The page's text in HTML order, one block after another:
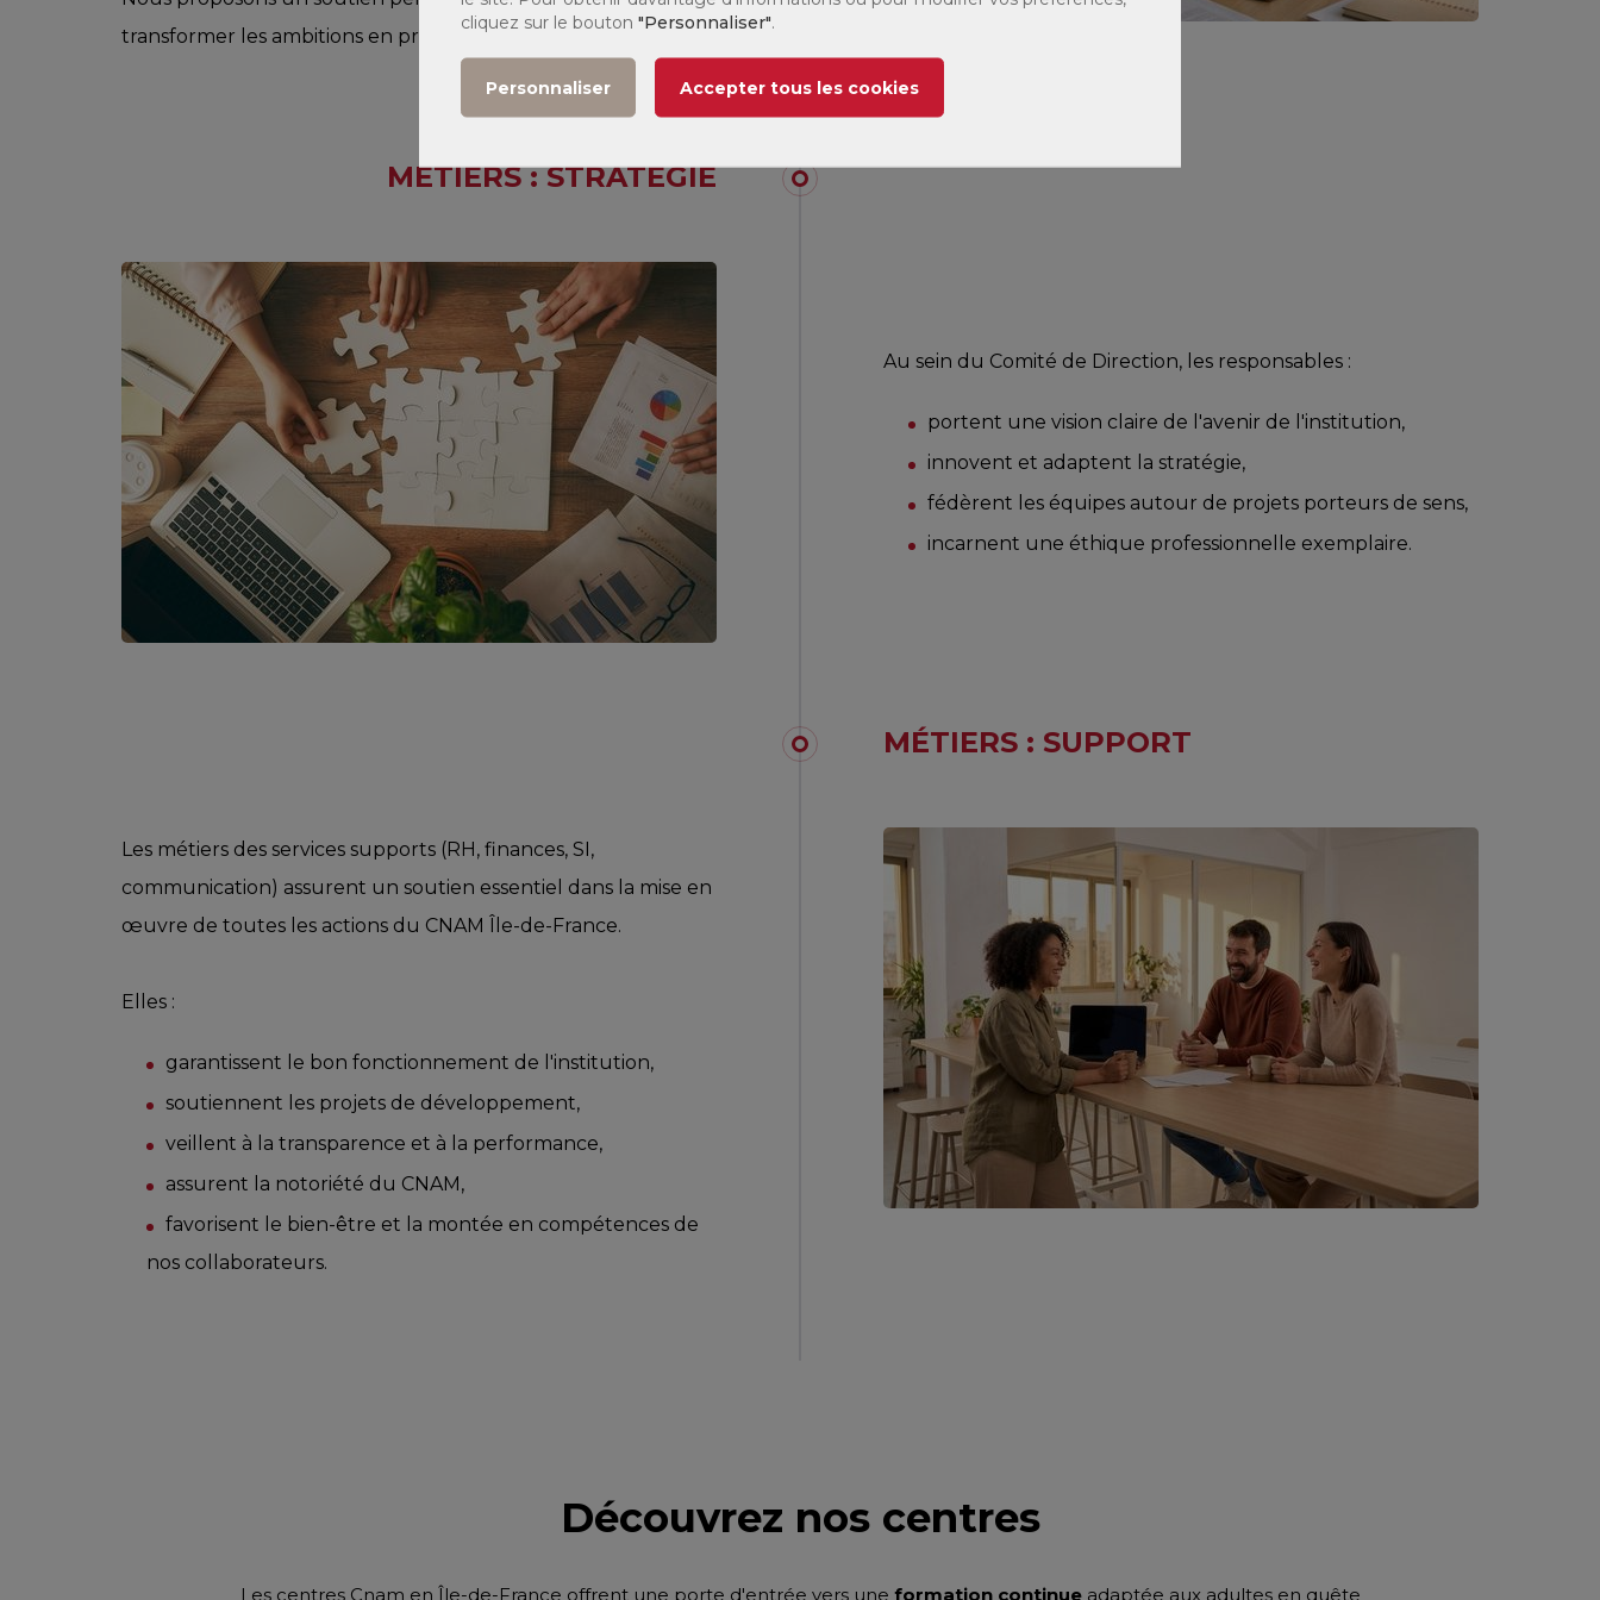
transformer les ambitions en projets concrets.
MÉTIERS : STRATÉGIE
Au sein du Comité de Direction, les responsables :
portent une vision claire de l'avenir de l'institution,
innovent et adaptent la stratégie,
fédèrent les équipes autour de projets porteurs de sens,
incarnent une éthique professionnelle exemplaire.
MÉTIERS : SUPPORT
Les métiers des services supports (RH, finances, SI,
communication) assurent un soutien essentiel dans la mise en
œuvre de toutes les actions du CNAM Île-de-France.
Elles :
garantissent le bon fonctionnement de l'institution,
soutiennent les projets de développement,
veillent à la transparence et à la performance,
assurent la notoriété du CNAM,
favorisent le bien-être et la montée en compétences de
nos collaborateurs.
Découvrez nos centres
Les centres Cnam en Île-de-France offrent une porte d'entrée vers une formation continueadaptée aux adultes en quête
cliquez sur le bouton "Personnaliser".
Personnaliser Accepter tous les cookies